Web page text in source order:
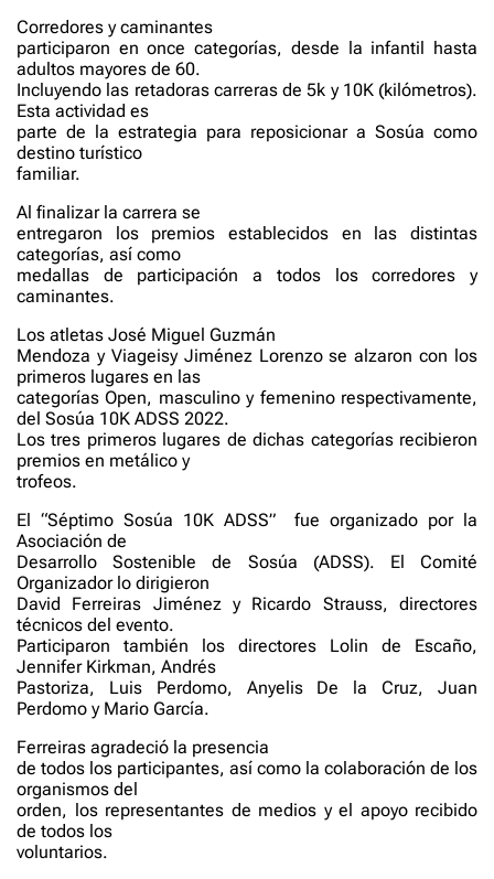
Corredores y caminantes
participaron en once categorías, desde la infantil hasta
adultos mayores de 60.
Incluyendo las retadoras carreras de 5k y 10K (kilómetros).
Esta actividad es
parte de la estrategia para reposicionar a Sosúa como
destino turístico
familiar.
Al finalizar la carrera se
entregaron los premios establecidos en las distintas
categorías, así como
medallas de participación a todos los corredores y
caminantes.
Los atletas José Miguel Guzmán
Mendoza y Viageisy Jiménez Lorenzo se alzaron con los
primeros lugares en las
categorías Open, masculino y femenino respectivamente,
del Sosúa 10K ADSS 2022.
Los tres primeros lugares de dichas categorías recibieron
premios en metálico y
trofeos.
El “Séptimo Sosúa 10K ADSS”
fue organizado por la
Asociación de
Desarrollo Sostenible de Sosúa (ADSS). El Comité
Organizador lo dirigieron
David Ferreiras Jiménez y Ricardo Strauss, directores
técnicos del evento.
Participaron también los directores Lolin de Escaño,
Jennifer Kirkman, Andrés
Pastoriza, Luis Perdomo, Anyelis De la Cruz, Juan
Perdomo y Mario García.
Ferreiras agradeció la presencia
de todos los participantes, así como la colaboración de los
organismos del
orden, los representantes de medios y el apoyo recibido
de todos los
voluntarios.